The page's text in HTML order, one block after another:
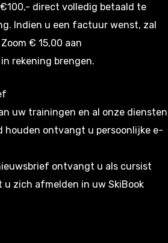
direct volledig betaald te
Indien u een factuur wenst, zal
€ 15,00 aan
rekening brengen.
uw trainingen en al onze diensten
houden ontvangt u persoonlijke e-
ontvangt u als cursist
u zich afmelden in uw SkiBook